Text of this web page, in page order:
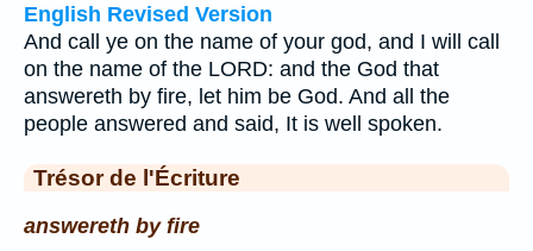
English Revised Version
And call ye on the name of your god, and I will call
on the name of the LORD: and the God that
answereth by fire, let him be God. And all the
people answered and said, It is well spoken.
Trésor de l'Écriture
answereth by fire